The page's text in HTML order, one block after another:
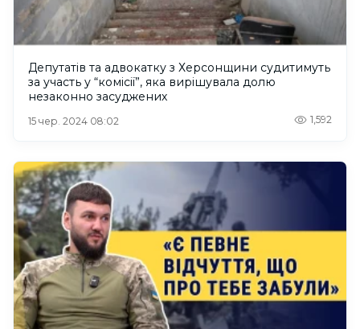
Депутатів та адвокатку з Херсонщини судитимуть
за участь у “комісії”, яка вирішувала долю
незаконно засуджених
15 чер. 2024 08:02 1,592